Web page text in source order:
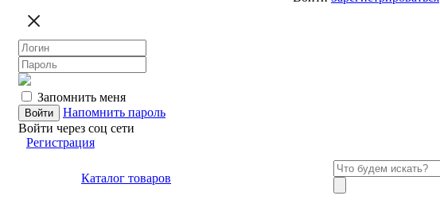
Запомнить меня
Напомнить пароль
Войти через соц сети
Регистрация
Каталог товаров